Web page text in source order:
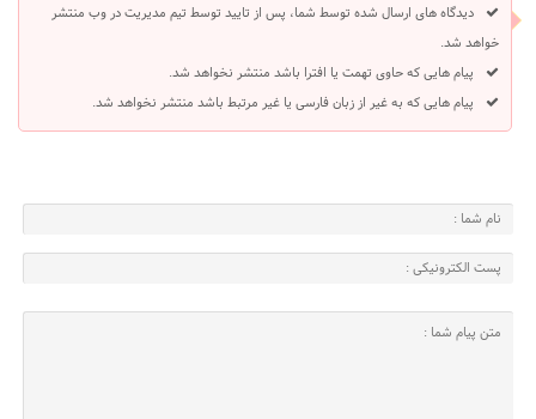
دیدگاه های ارسال شده توسط شما، پس از تایید توسط تیم مدیریت در وب منتشر
خواهد شد.
پیام هایی که حاوی تهمت یا افترا باشد منتشر نخواهد شد.
پیام هایی که به غیر از زبان فارسی یا غیر مرتبط باشد منتشر نخواهد شد.